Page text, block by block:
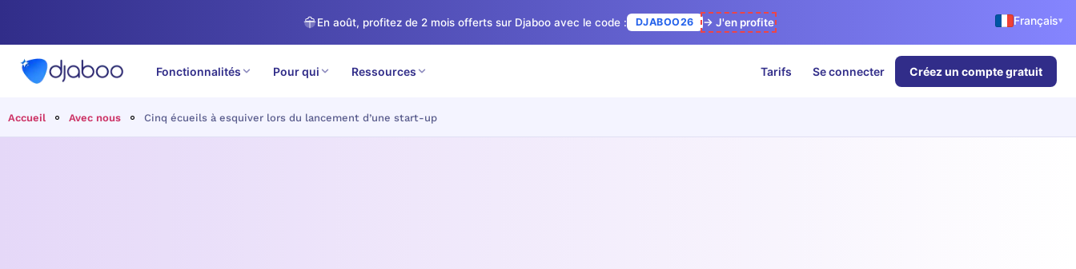
En août, profitez de 2 mois offerts sur Djaboo avec le code : DJABOO26 → J'en profite Français▾
Fonctionnalités Pour qui Ressources Tarifs Se connecter Créez un compte gratuit
Accueil Avec nous Cinq écueils à esquiver lors du lancement d’une start-up